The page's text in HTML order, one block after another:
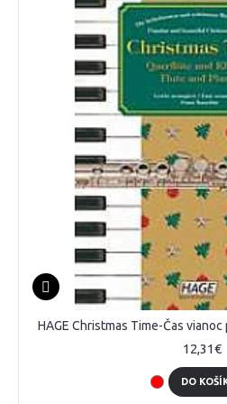
HAGE Christmas Time-Čas
12,31€
DO